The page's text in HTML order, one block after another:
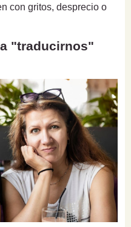
con gritos, desprecio o
"traducirnos"